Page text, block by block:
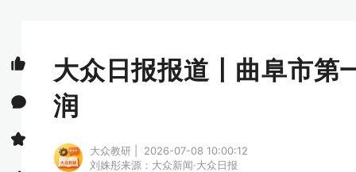
大众日报报道丨曲阜市第
润
大众教研 | 2026-07-08 10:00:12
刘姝彤来源：大众新闻·大众日报